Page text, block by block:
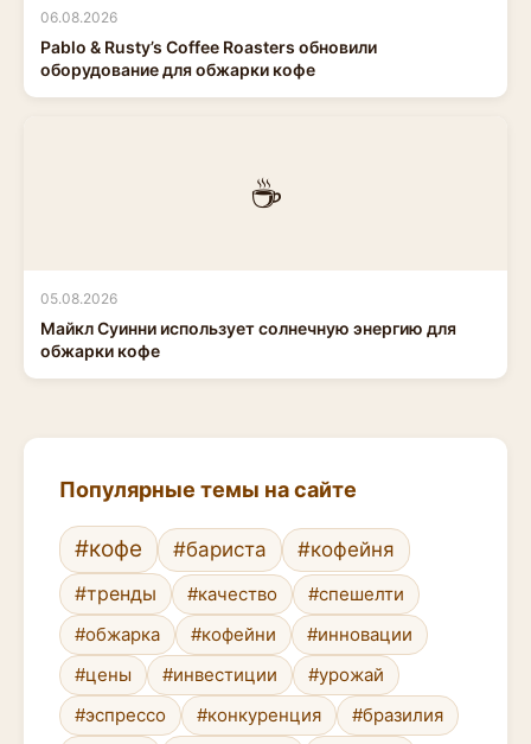
06.08.2026
Pablo & Rusty’s Coffee Roasters обновили
оборудование для обжарки кофе
☕
05.08.2026
Майкл Суинни использует солнечную энергию для
обжарки кофе
Популярные темы на сайте
#кофе #бариста
#кофейня
#тренды
#качество
#спешелти
#обжарка
#кофейни
#инновации
#цены
#инвестиции
#урожай
#эспрессо
#конкуренция #бразилия